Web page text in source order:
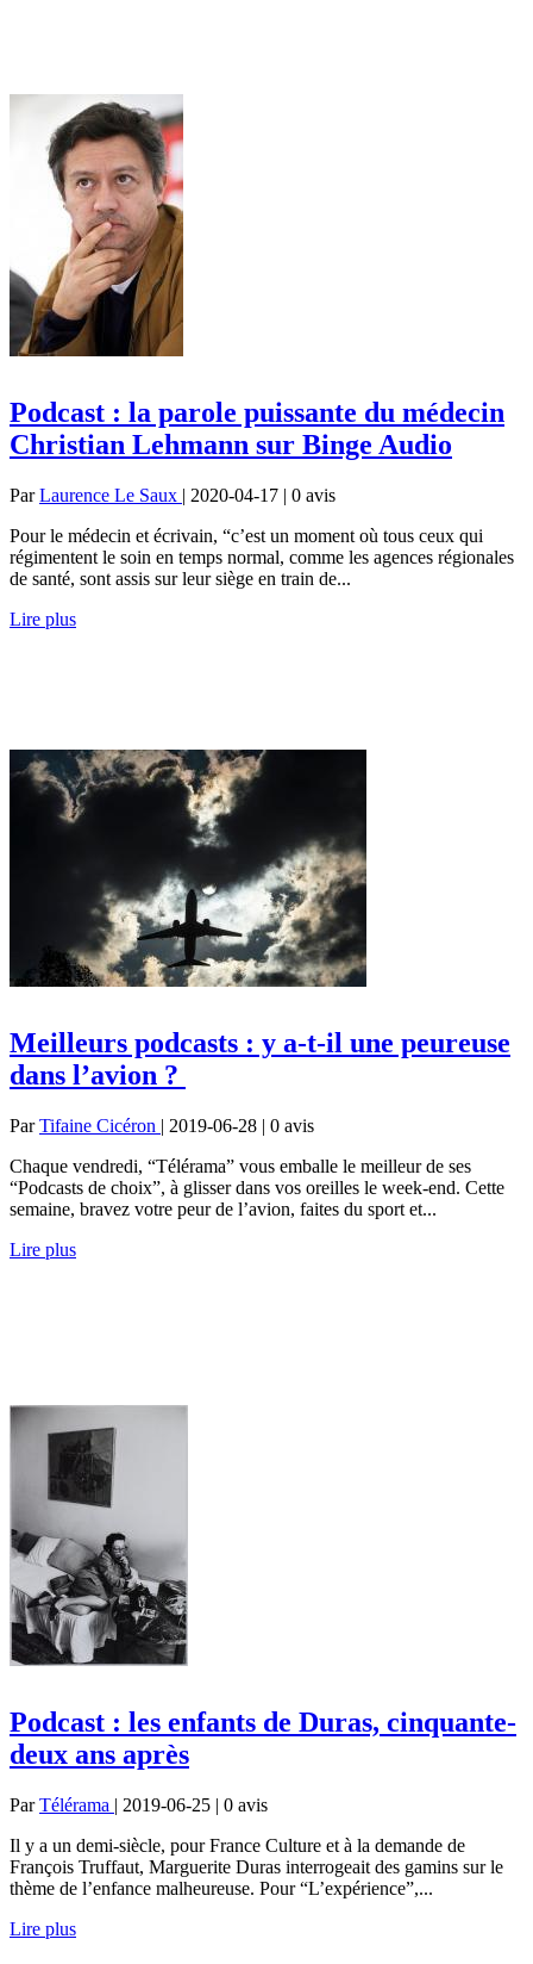
Podcast : la parole puissante du médecin
Christian Lehmann sur Binge Audio
ParLaurence Le Saux | 2020-04-17 | 0 avis
Pour le médecin et écrivain, “c’est un moment où tous ceux qui
régimentent le soin en temps normal, comme les agences régionales
de santé, sont assis sur leur siège en train de...
Lire plus
Meilleurs podcasts : y a-t-il une peureuse
dans l’avion ?
ParTifaine Cicéron | 2019-06-28 | 0 avis
Chaque vendredi, “Télérama” vous emballe le meilleur de ses
“Podcasts de choix”, à glisser dans vos oreilles le week-end. Cette
semaine, bravez votre peur de l’avion, faites du sport et...
Lire plus
Podcast : les enfants de Duras, cinquante-
deux ans après
ParTélérama | 2019-06-25 | 0 avis
Il y a un demi-siècle, pour France Culture et à la demande de
François Truffaut, Marguerite Duras interrogeait des gamins sur le
thème de l’enfance malheureuse. Pour “L’expérience”,...
Lire plus